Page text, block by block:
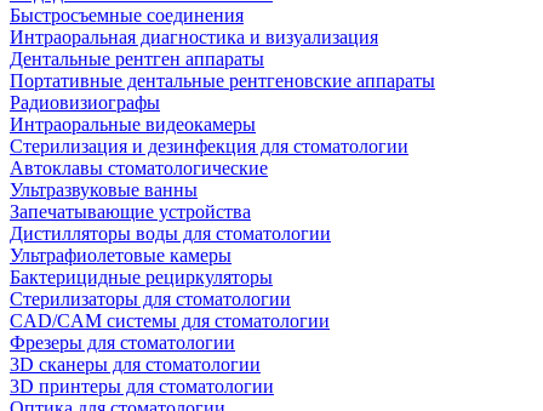
Быстросъемные соединения
Интраоральная диагностика и визуализация
Дентальные рентген аппараты
Портативные дентальные рентгеновские аппараты
Радиовизиографы
Интраоральные видеокамеры
Стерилизация и дезинфекция для стоматологии
Автоклавы стоматологические
Ультразвуковые ванны
Запечатывающие устройства
Дистилляторы воды для стоматологии
Ультрафиолетовые камеры
Бактерицидные рециркуляторы
Стерилизаторы для стоматологии
CAD/CAM системы для стоматологии
Фрезеры для стоматологии
3D cканеры для стоматологии
3D принтеры для стоматологии